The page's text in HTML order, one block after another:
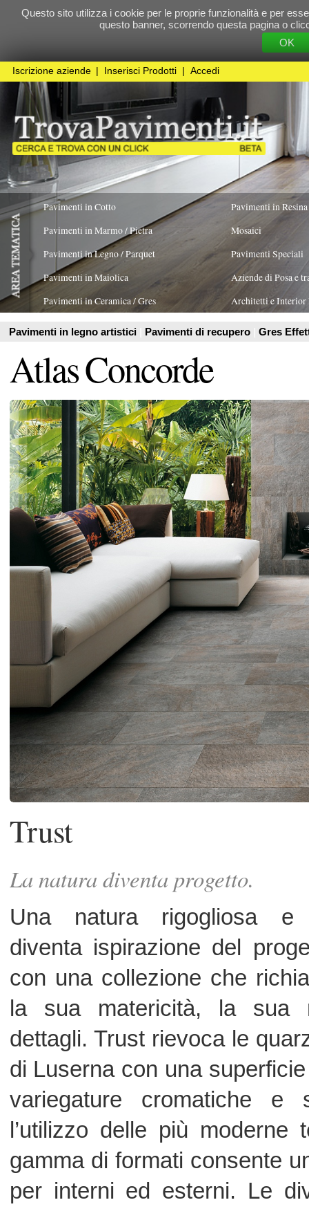
Questo sito utilizza i cookie per le proprie funzionalità e per essere sicuri che tu
questo banner, scorrendo questa pagina o cliccando
Cookie
Pavimenti in Cotto
Pavimenti in Marmo / Pietra
Pavimenti in Legno / Parquet
Pavimenti in Ceramica / Gres
Pavimenti in Resina
Pavimenti Speciali
Aziende di Posa e trattamento Pavimenti
Architetti e Interior Design
Pavimenti in legno artistici | Pavimenti di recupero | Gres Effetto Legno
Atlas Concorde
Trust
La natura diventa progetto.
Una natura rigogliosa e
diventa ispirazione del progetto
con una collezione che richiama la
la sua matericità, la sua
dettagli. Trust rievoca le quarziti e le
variegature cromatiche e
l’utilizzo delle più moderne
gamma di formati consente una
per interni ed esterni. Le diverse
A+B, R11 A+B+C e R12 A+B+C)
della collezione per applicazioni
contesti commerciali e residenziali.
Per ampliare maggiormente le
performance della collezione, Trust
formati 45x90; 22,5x90 e 15x15; e
maggiorato 20 mm R11
sopraelevate da esterno, nei
Titanium.